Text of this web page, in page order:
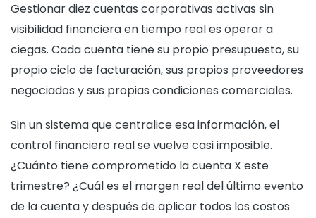
Gestionar diez cuentas corporativas activas sin
visibilidad financiera en tiempo real es operar a
ciegas. Cada cuenta tiene su propio presupuesto, su
propio ciclo de facturación, sus propios proveedores
negociados y sus propias condiciones comerciales.
Sin un sistema que centralice esa información, el
control financiero real se vuelve casi imposible.
¿Cuánto tiene comprometido la cuenta X este
trimestre? ¿Cuál es el margen real del último evento
de la cuenta y después de aplicar todos los costos